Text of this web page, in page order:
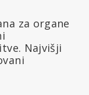
za organe
Najvišji